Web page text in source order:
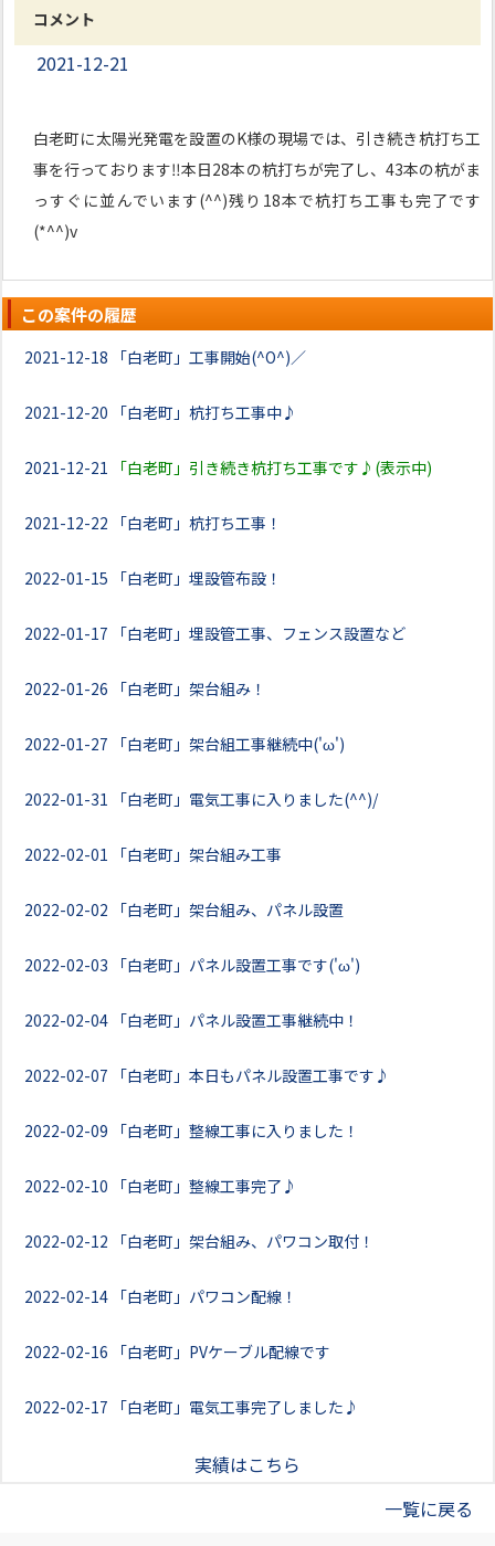
コメント
2021-12-21
白老町に太陽光発電を設置のK様の現場では、引き続き杭打ち工
事を行っております‼本日28本の杭打ちが完了し、43本の杭がま
っすぐに並んでいます(^^)残り18本で杭打ち工事も完了です
(*^^)v
この案件の履歴
2021-12-18 「白老町」工事開始(^O^)／
2021-12-20 「白老町」杭打ち工事中♪
2021-12-21 「白老町」引き続き杭打ち工事です♪(表示中)
2021-12-22 「白老町」杭打ち工事！
2022-01-15 「白老町」埋設管布設！
2022-01-17 「白老町」埋設管工事、フェンス設置など
2022-01-26 「白老町」架台組み！
2022-01-27 「白老町」架台組工事継続中('ω')
2022-01-31 「白老町」電気工事に入りました(^^)/
2022-02-01 「白老町」架台組み工事
2022-02-02 「白老町」架台組み、パネル設置
2022-02-03 「白老町」パネル設置工事です('ω')
2022-02-04 「白老町」パネル設置工事継続中！
2022-02-07 「白老町」本日もパネル設置工事です♪
2022-02-09 「白老町」整線工事に入りました！
2022-02-10 「白老町」整線工事完了♪
2022-02-12 「白老町」架台組み、パワコン取付！
2022-02-14 「白老町」パワコン配線！
2022-02-16 「白老町」PVケーブル配線です
2022-02-17 「白老町」電気工事完了しました♪
実績はこちら
一覧に戻る